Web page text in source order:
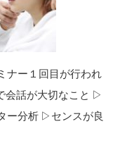
ナー１回目が行われ
会話が大切なこと ▷
ー分析 ▷センスが良